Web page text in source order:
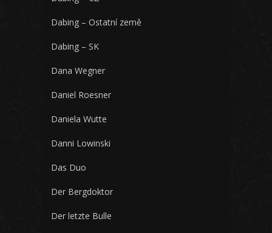
Dabing – Ostatní země
Dabing – SK
Dana Wegner
Daniel Roesner
Daniela Wutte
Danni Lowinski
Das Duo
Der Bergdoktor
Der letzte Bulle